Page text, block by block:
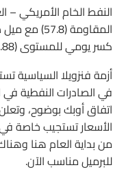
النفط الخام الأمريكي –
المقاومة
كسر يومي للمستوى (57.88) مع وقف خسائر واضح.
أزمة فنزويلا السياسية
في الصادرات النفطية في
اتفاق أوبك بوضوح،
الأسعار تستجيب خاصة
للبرميل مناسب الآن.